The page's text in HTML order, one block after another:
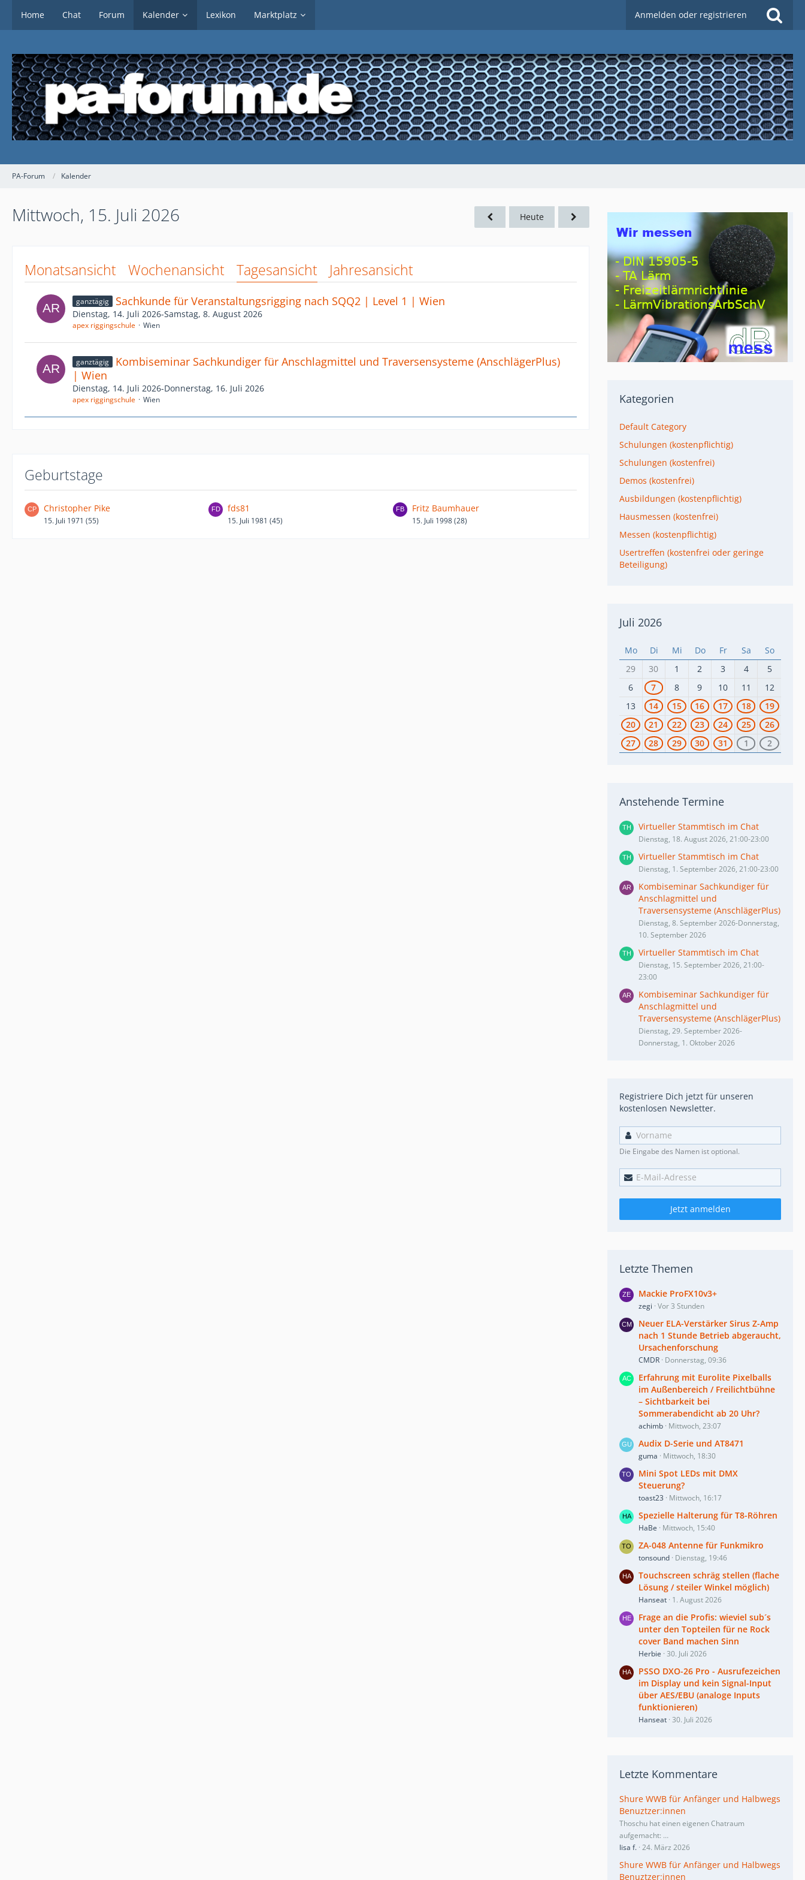
Home Chat Forum Kalender Lexikon Marktplatz Anmelden oder registrieren
PA-Forum Kalender
Mittwoch, 15. Juli 2026 Heute
Monatsansicht Wochenansicht Tagesansicht Jahresansicht
ganztägig Sachkunde für Veranstaltungsrigging nach SQQ2 | Level 1 | Wien
Dienstag, 14. Juli 2026-Samstag, 8. August 2026
apex riggingschule Wien
ganztägig
Kombiseminar Sachkundiger für Anschlagmittel und Traversensysteme (AnschlägerPlus)
| Wien
Dienstag, 14. Juli 2026-Donnerstag, 16. Juli 2026
apex riggingschule Wien
Geburtstage
Christopher Pike
15. Juli 1971 (55)
fds81
15. Juli 1981 (45)
Fritz Baumhauer
15. Juli 1998 (28)
Kategorien
Default Category
Schulungen (kostenpflichtig)
Schulungen (kostenfrei)
Demos (kostenfrei)
Ausbildungen (kostenpflichtig)
Hausmessen (kostenfrei)
Messen (kostenpflichtig)
Usertreffen (kostenfrei oder geringe
Beteiligung)
Juli 2026
Mo Di Mi Do Fr Sa
So
29
30 1 2 3 4
5
6
7 8 9 10 11
12
13
14 15 16 17 18
19
20
21 22 23 24 25
26
27
28 29 30 31 1 2
Anstehende Termine
Virtueller Stammtisch im Chat
Dienstag, 18. August 2026, 21:00-23:00
Virtueller Stammtisch im Chat
Dienstag, 1. September 2026, 21:00-23:00
Kombiseminar Sachkundiger für
Anschlagmittel und
Traversensysteme (AnschlägerPlus)
Dienstag, 8. September 2026-Donnerstag,
10. September 2026
Virtueller Stammtisch im Chat
Dienstag, 15. September 2026, 21:00-
23:00
Kombiseminar Sachkundiger für
Anschlagmittel und
Traversensysteme (AnschlägerPlus)
Dienstag, 29. September 2026-
Donnerstag, 1. Oktober 2026
Registriere Dich jetzt für unseren
kostenlosen Newsletter.
Die Eingabe des Namen ist optional.
Jetzt anmelden
Letzte Themen
Mackie ProFX10v3+
zegi Vor 3 Stunden
Neuer ELA-Verstärker Sirus Z-Amp
nach 1 Stunde Betrieb abgeraucht,
Ursachenforschung
CMDR Donnerstag, 09:36
Erfahrung mit Eurolite Pixelballs
im Außenbereich / Freilichtbühne
– Sichtbarkeit bei
Sommerabendicht ab 20 Uhr?
achimb Mittwoch, 23:07
Audix D-Serie und AT8471
guma Mittwoch, 18:30
Mini Spot LEDs mit DMX
Steuerung?
toast23 Mittwoch, 16:17
Spezielle Halterung für T8-Röhren
HaBe Mittwoch, 15:40
ZA-048 Antenne für Funkmikro
tonsound Dienstag, 19:46
Touchscreen schräg stellen (flache
Lösung / steiler Winkel möglich)
Hanseat 1. August 2026
Frage an die Profis: wieviel sub´s
unter den Topteilen für ne Rock
cover Band machen Sinn
Herbie 30. Juli 2026
PSSO DXO-26 Pro - Ausrufezeichen
im Display und kein Signal-Input
über AES/EBU (analoge Inputs
funktionieren)
Hanseat 30. Juli 2026
Letzte Kommentare
Shure WWB für Anfänger und Halbwegs
Benuztzer:innen
Thoschu hat einen eigenen Chatraum
aufgemacht: …
lisa f. 24. März 2026
Shure WWB für Anfänger und Halbwegs
Benuztzer:innen